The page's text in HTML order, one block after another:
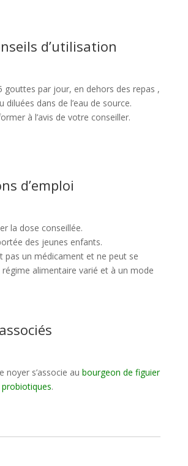
d’utilisation
gouttes par jour, en dehors des repas ,
diluées dans de l’eau de source.
à l’avis de votre conseiller.
d’emploi
la dose conseillée.
des jeunes enfants.
pas un médicament et ne peut se
alimentaire varié et à un mode
noyer s’associe au bourgeon de figuier
probiotiques.